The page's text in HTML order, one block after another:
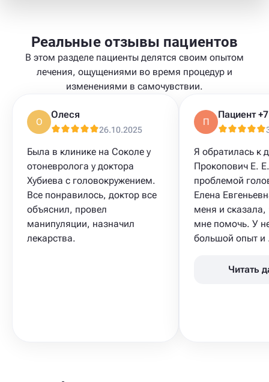
Реальные отзывы пациентов
В этом разделе пациенты делятся своим опытом
лечения, ощущениями во время процедур и
изменениями в самочувствии.
О
Олеся
26.10.2025
Была в клинике на Соколе у
отоневролога у доктора
Хубиева с головокружением.
Все понравилось, доктор все
объяснил, провел
манипуляции, назначил
лекарства.
П
Я обратилась к
Прокопович Е.
проблемой
Елена
меня и сказала,
мне помочь. У
большой опыт и
Читать